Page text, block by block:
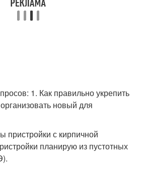
1. Как правильно укрепить
новый для
пристройки с кирпичной
планирую из пустотных